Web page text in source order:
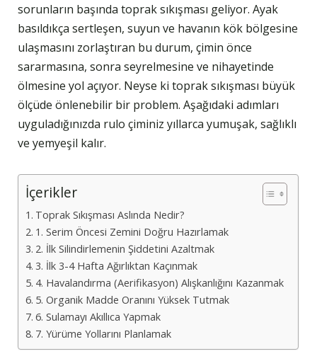
sorunların başında toprak sıkışması geliyor. Ayak
basıldıkça sertleşen, suyun ve havanın kök bölgesine
ulaşmasını zorlaştıran bu durum, çimin önce
sararmasına, sonra seyrelmesine ve nihayetinde
ölmesine yol açıyor. Neyse ki toprak sıkışması büyük
ölçüde önlenebilir bir problem. Aşağıdaki adımları
uyguladığınızda rulo çiminiz yıllarca yumuşak, sağlıklı
ve yemyeşil kalır.
İçerikler
Toprak Sıkışması Aslında Nedir?
1. Serim Öncesi Zemini Doğru Hazırlamak
2. İlk Silindirlemenin Şiddetini Azaltmak
3. İlk 3-4 Hafta Ağırlıktan Kaçınmak
4. Havalandırma (Aerifikasyon) Alışkanlığını Kazanmak
5. Organik Madde Oranını Yüksek Tutmak
6. Sulamayı Akıllıca Yapmak
7. Yürüme Yollarını Planlamak